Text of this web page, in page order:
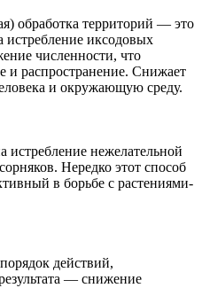
обработка территорий — это
истребление иксодовых
численности, что
и распространение. Снижает
и окружающую среду.
нежелательной
Нередко этот способ
в борьбе с растениями-
действий,
— снижение